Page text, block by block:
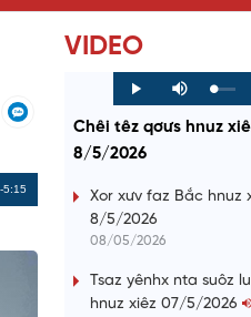
Remaining
-5:15
VIDEO
P
l
y
M
u
e
L
o
d
P
r
g
0
%
Chêi têz qơưs hnuz
8/5/2026
Xor xưv faz Bắc hnuz
8/5/2026
08/05/2026
Tsaz yênhx nta suôz
hnuz xiêz 07/5/2026